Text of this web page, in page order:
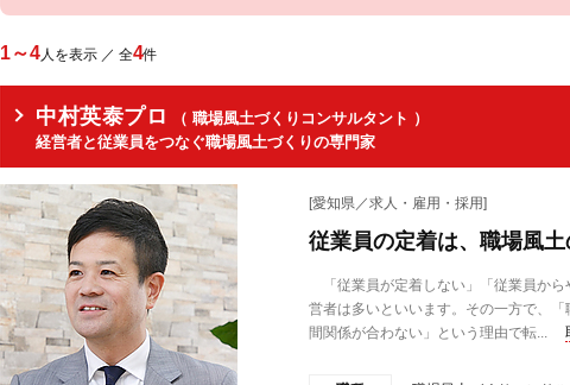
1～4人を表示 ／ 全4件
中村英泰プロ
（ 職場風土づくりコンサルタント ）
経営者と従業員をつなぐ職場風土づくりの専門家
[愛知県／求人・雇用・採用]
従業員の定着は、職場風
「従業員が定着しない」「従業員から
営者は多いといいます。その一方で、
間関係が合わない」という理由で転...